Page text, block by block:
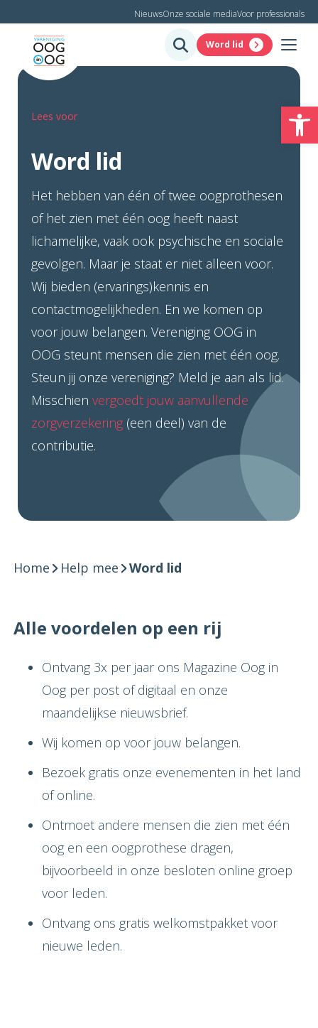
NieuwsOnze sociale mediaVoor professionals
Word lid
Lees voor
Word lid
Het hebben van één of twee oogprothesen
of het zien met één oog heeft naast
lichamelijke, vaak ook psychische en sociale
gevolgen. Maar je staat er niet alleen voor.
Wij bieden (ervarings)kennis en
contactmogelijkheden. En we komen op
voor jouw belangen. Vereniging OOG in
OOG steunt mensen die zien met één oog.
Steun jij onze vereniging? Meld je aan als lid.
Misschien vergoedt jouw aanvullende
zorgverzekering (een deel) van de
contributie.
Home Help mee Word lid
Alle voordelen op een rij
Ontvang 3x per jaar ons Magazine Oog in
Oog per post of digitaal en onze
maandelijkse nieuwsbrief.
Wij komen op voor jouw belangen.
Bezoek gratis onze evenementen in het land
of online.
Ontmoet andere mensen die zien met één
oog en een oogprothese dragen,
bijvoorbeeld in onze besloten online groep
voor leden.
Ontvang ons gratis welkomstpakket voor
nieuwe leden.